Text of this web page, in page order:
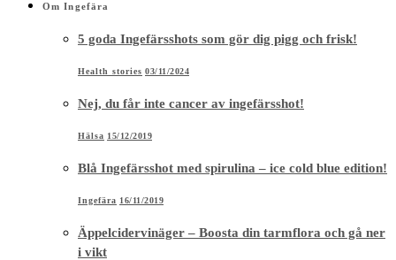
Om Ingefära
5 goda Ingefärsshots som gör dig pigg och frisk!
Health stories 03/11/2024
Nej, du får inte cancer av ingefärsshot!
Hälsa 15/12/2019
Blå Ingefärsshot med spirulina – ice cold blue edition!
Ingefära 16/11/2019
Äppelcidervinäger – Boosta din tarmflora och gå ner
i vikt